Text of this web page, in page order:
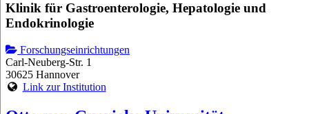
Klinik für Gastroenterologie, Hepatologie und
Endokrinologie
Forschungseinrichtungen
Carl-Neuberg-Str. 1
30625 Hannover
Link zur Institution